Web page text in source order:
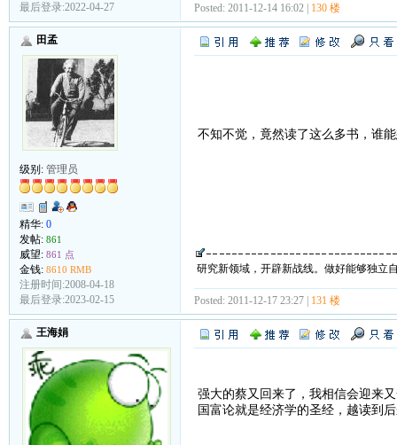
最后登录:2022-04-27
Posted: 2011-12-14 16:02 | 130 楼
田孟
级别: 管理员
精华: 0
发帖: 861
威望: 861 点
金钱: 8610 RMB
注册时间:2008-04-18
最后登录:2023-02-15
不知不觉，竟然读了这么多书，谁
研究新领域，开辟新战线。做好能够独立
Posted: 2011-12-17 23:27 | 131 楼
王海娟
强大的蔡又回来了，我相信会迎来
国富论就是经济学的圣经，越读到